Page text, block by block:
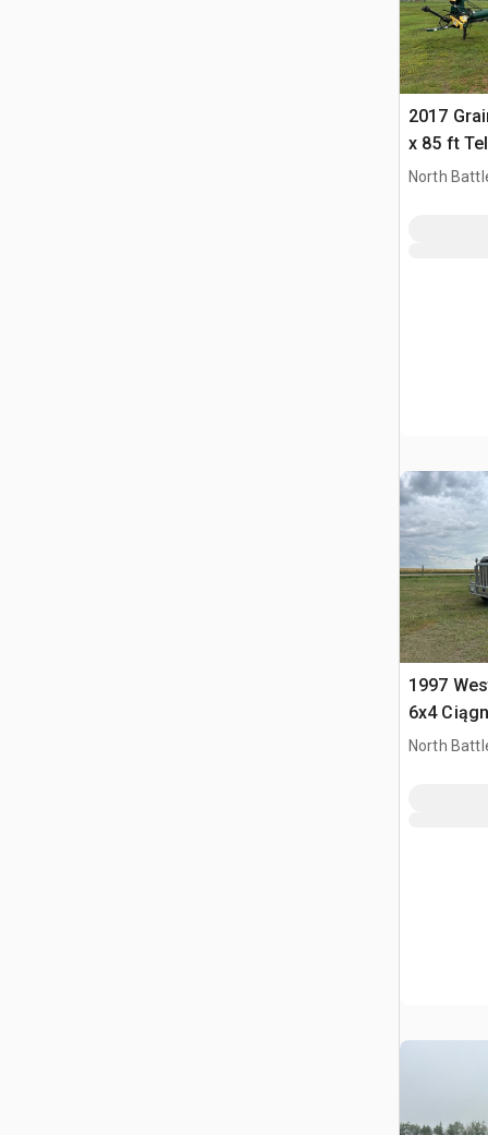
2017
x 85 ft
Ślimak
North
1997
6x4
kabiną
North